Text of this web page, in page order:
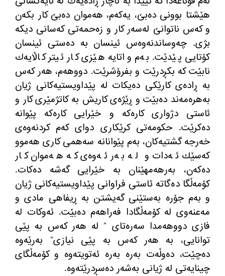
هێشتا بوونی دەبێ، یەكەم، هەموان دەبێ كار بكەن
و كەس ناتوانێ لەسەر كار و زەحمەتی كەسانی دیكە
بژی. چەوساندنەوەس ئینسان بە دەستی ئینسان
كۆتایی پێدێت. بەم واتایە هێزی كار ئیتر كاڵایەك
نابێت كە بكڕدرێت و بفرۆشرێت. دووهەم، هەر كەس
بە ڕادەی كارێكی دەیكات لە پێداویستیەكانی ژیان
بەهرەمەند دەبێت و ڕێژەی كاریش بە كاتژمێری كار و
ئاستی دژواری كارەكە و خێرایی كارەكە پێوانە
دەكرێت. حكومەتی كرێكاری دوای كەم كردنەوەی
خەرجە گشتیەكان، بەم پێوانانە سەهمی كاری هەموو
كەسێك ئەدات و لە بەر ئەوەی كە هەموان كار
دەكەن، بەرهەمهێنان بە خێرایی گەشە دەكات.
كۆمەڵگا دەگاتە ئاستی فراوانی پێداویستیەكانی ژیان
و بەم جۆرە بەستێنی گەیشتن بە ڕیفاهی مادی و
مەعنەوی لە كۆمەڵگادا فەراهەم دەبێت. ئەوكات لە
فازی دووهەمدا سەرەتای ” لە هەر كەس بە پێی
توانایی، بە هەر كەس بە پێی نیازی” بەرێەوە
دەچێت، دەوڵەت بەرە بەرە ئەتویتەوە و كۆمەڵگای
چینایەتی لە ژیانی بەشەر دەسڕدرێتەوە.